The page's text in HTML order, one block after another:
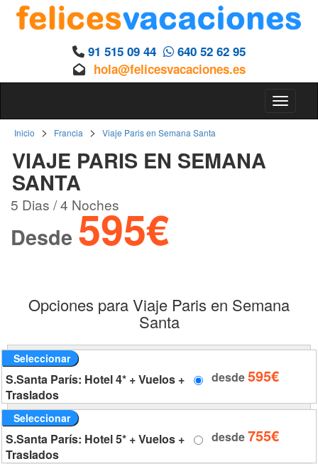
91 515 09 44
640 52 62 95
hola@felicesvacaciones.es
Inicio > Francia > Viaje Paris en Semana Santa
VIAJE PARIS EN SEMANA
SANTA
5 Dias / 4 Noches
Desde 595€
Opciones para Viaje Paris en Semana
Santa
Seleccionar
S.Santa París: Hotel 4* + Vuelos +
Traslados
desde595€
Seleccionar
S.Santa París: Hotel 5* + Vuelos +
Traslados
desde755€